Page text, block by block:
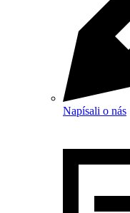
Napísali o nás